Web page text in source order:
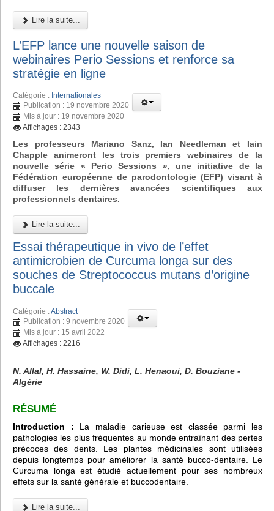
Lire la suite...
L’EFP lance une nouvelle saison de
webinaires Perio Sessions et renforce sa
stratégie en ligne
Catégorie : Internationales
Publication : 19 novembre 2020
Mis à jour : 19 novembre 2020
Affichages : 2343
Les professeurs Mariano Sanz, Ian Needleman et Iain
Chapple animeront les trois premiers webinaires de la
nouvelle série « Perio Sessions », une initiative de la
Fédération européenne de parodontologie (EFP) visant à
diffuser les dernières avancées scientifiques aux
professionnels dentaires.
Lire la suite...
Essai thérapeutique in vivo de l’effet
antimicrobien de Curcuma longa sur des
souches de Streptococcus mutans d’origine
buccale
Catégorie :Abstract
Publication : 9 novembre 2020
Mis à jour : 15 avril 2022
Affichages : 2216
N. Allal, H. Hassaine, W. Didi, L. Henaoui, D. Bouziane -
Algérie
RÉSUMÉ
Introduction : La maladie carieuse est classée parmi les
pathologies les plus fréquentes au monde entraînant des pertes
précoces des dents. Les plantes médicinales sont utilisées
depuis longtemps pour améliorer la santé bucco-dentaire. Le
Curcuma longa est étudié actuellement pour ses nombreux
effets sur la santé générale et buccodentaire.
Lire la suite...